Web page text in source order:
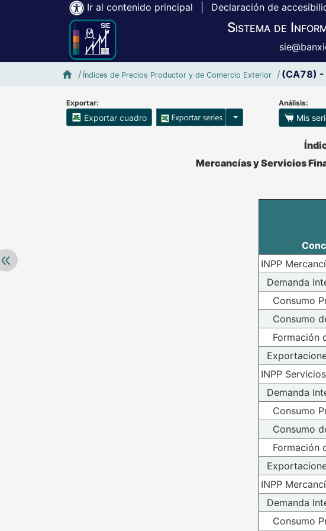
Ir al contenido principal Declaración de
Sistema de
Inicio SIE-Banxico
Índices de Precios Productor y de Comercio Exterior (CA78) -
Exportar:
Exportar cuadro Opciones para exportar
Análisis:
Mis
Retroceder:
Accesibilidad de Cuadros Analíticos, al exportar el cuadro se pueden
Mercancías y Servicios
INPP
Demanda
Consumo
Consumo
Formación
INPP Servicios
Demanda
Consumo
Consumo
Formación
INPP
Demanda
Consumo